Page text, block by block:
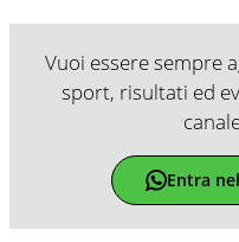
Vuoi essere sempre
sport, risultati ed
Entra